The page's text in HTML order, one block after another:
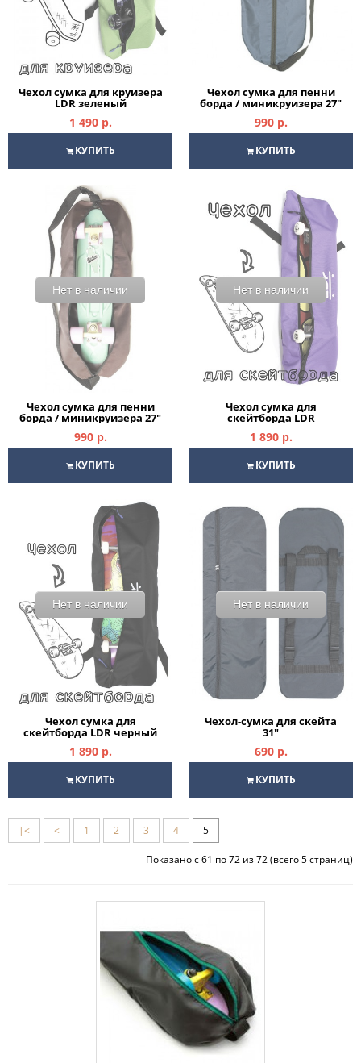
Чехол сумка для круизера
LDR зеленый
1 490 р.
КУПИТЬ
Чехол сумка для пенни
борда / миникруизера 27"
990 р.
КУПИТЬ
Нет в наличии
Чехол сумка для пенни
борда / миникруизера 27"
990 р.
КУПИТЬ
Нет в наличии
Чехол сумка для
скейтборда LDR
1 890 р.
КУПИТЬ
Нет в наличии
Чехол сумка для
скейтборда LDR черный
1 890 р.
КУПИТЬ
Нет в наличии
Чехол-сумка для скейта
31"
690 р.
КУПИТЬ
|< < 1 2 3 4 5
Показано с 61 по 72 из 72 (всего 5 страниц)